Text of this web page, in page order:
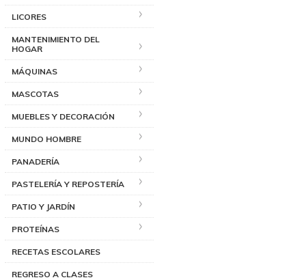
LICORES
MANTENIMIENTO DEL
HOGAR
MÁQUINAS
MASCOTAS
MUEBLES Y DECORACIÓN
MUNDO HOMBRE
PANADERÍA
PASTELERÍA Y REPOSTERÍA
PATIO Y JARDÍN
PROTEÍNAS
RECETAS ESCOLARES
REGRESO A CLASES